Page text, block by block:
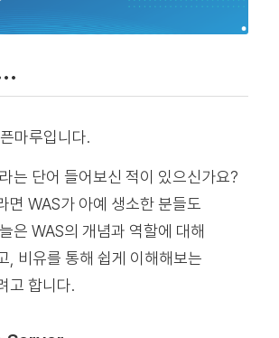
마루입니다.
는 단어 들어보신 적이 있으신가요?
면 WAS가 아예 생소한 분들도
은 WAS의 개념과 역할에 대해
, 비유를 통해 쉽게 이해해보는
고 합니다.